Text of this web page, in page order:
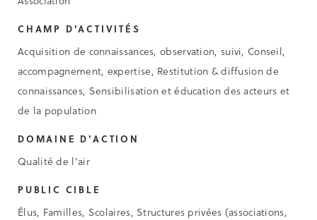
CHAMP D'ACTIVITÉS
Acquisition de connaissances, observation, suivi, Conseil,
accompagnement, expertise, Restitution & diffusion de
connaissances, Sensibilisation et éducation des acteurs et
de la population
DOMAINE D'ACTION
Qualité de l’air
PUBLIC CIBLE
Élus, Familles, Scolaires, Structures privées (associations,